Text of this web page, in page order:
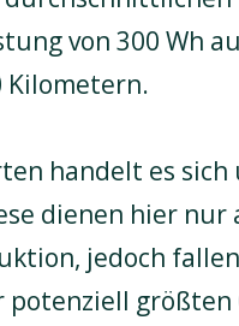
von 300 Wh
Kilometern.
handelt es
dienen hier
jedoch
größten